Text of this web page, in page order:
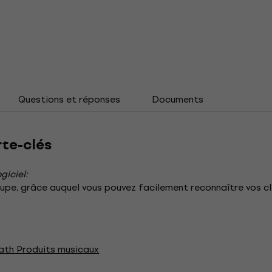
Questions et réponses Documents
clés
grâce auquel vous pouvez facilement reconnaître vos
Produits musicaux